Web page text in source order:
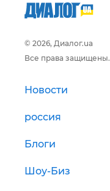
© 2026, Диалог.ua
Все права защищены.
Новости
россия
Блоги
Шоу-Биз